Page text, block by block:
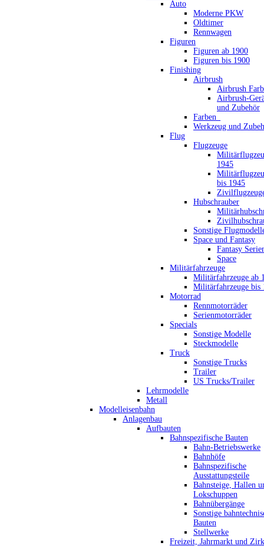
Auto
Moderne PKW
Oldtimer
Rennwagen
Figuren
Figuren ab 1900
Figuren bis 1900
Finishing
Airbrush
Airbrush
Airbrush-
und Zubehör
Farben_
Werkzeug und
Flug
Flugzeuge
1945
bis 1945
Hubschrauber
Sonstige
Space und Fantasy
Fantasy
Space
Militärfahrzeuge
Militärfahrzeuge ab
Militärfahrzeuge bis
Motorrad
Rennmotorräder
Serienmotorräder
Specials
Sonstige Modelle
Steckmodelle
Truck
Sonstige Trucks
Trailer
US Trucks/Trailer
Lehrmodelle
Metall
Modelleisenbahn
Anlagenbau
Aufbauten
Bahnspezifische Bauten
Bahn-Betriebswerke
Bahnhöfe
Bahnspezifische
Ausstattungsteile
Bahnsteige, Hallen
Lokschuppen
Bahnübergänge
Sonstige
Bauten
Stellwerke
Freizeit, Jahrmarkt und